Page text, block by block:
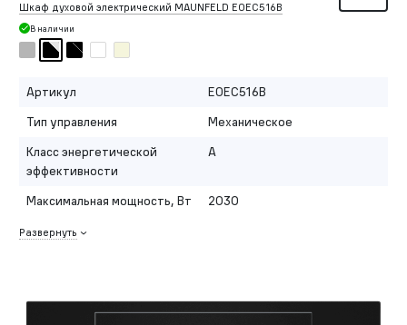
Шкаф духовой электрический MAUNFELD EOEC516B
В наличии
Артикул
EOEC516B
Тип управления
Механическое
Класс энергетической
эффективности
A
Максимальная мощность, Вт 2030
Развернуть